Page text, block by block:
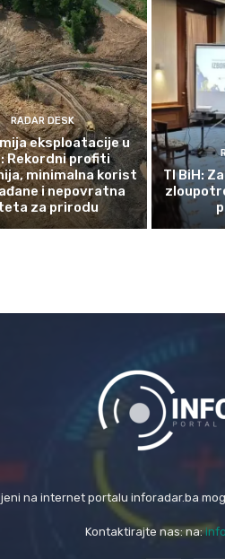
RADAR DESK
eksploatacije u
Rekordni profiti
minimalna korist
i nepovratna
za prirodu
TI BiH:
na internet portalu inforadar.ba
Kontaktirajte nas: na: